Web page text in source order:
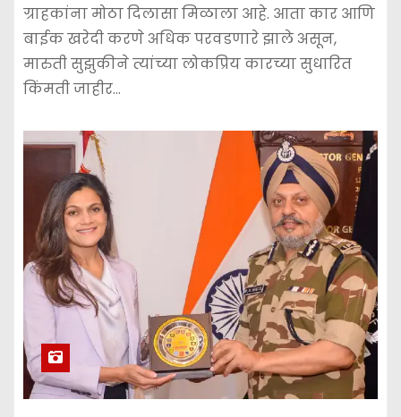
ग्राहकांना मोठा दिलासा मिळाला आहे. आता कार आणि
बाईक खरेदी करणे अधिक परवडणारे झाले असून,
मारुती सुझुकीने त्यांच्या लोकप्रिय कारच्या सुधारित
किंमती जाहीर…